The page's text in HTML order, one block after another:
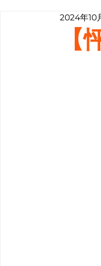
寫履歷表嘅技
2024年10